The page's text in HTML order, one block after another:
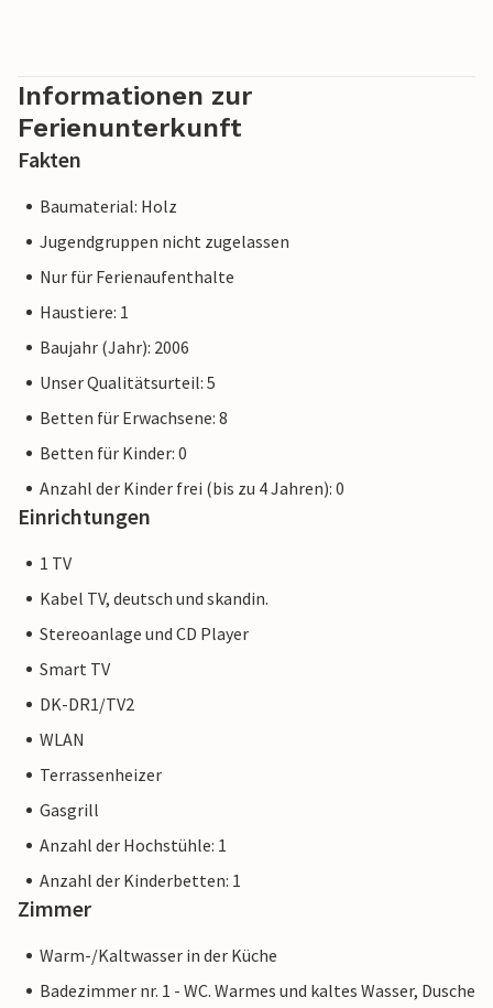
Informationen zur
Ferienunterkunft
Fakten
Baumaterial: Holz
Jugendgruppen nicht zugelassen
Nur für Ferienaufenthalte
Haustiere: 1
Baujahr (Jahr): 2006
Unser Qualitätsurteil: 5
Betten für Erwachsene: 8
Betten für Kinder: 0
Anzahl der Kinder frei (bis zu 4 Jahren): 0
Einrichtungen
1 TV
Kabel TV, deutsch und skandin.
Stereoanlage und CD Player
Smart TV
DK-DR1/TV2
WLAN
Terrassenheizer
Gasgrill
Anzahl der Hochstühle: 1
Anzahl der Kinderbetten: 1
Zimmer
Warm-/Kaltwasser in der Küche
Badezimmer nr. 1 - WC. Warmes und kaltes Wasser, Dusche